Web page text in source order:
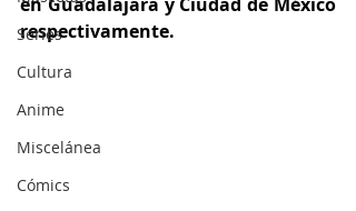
Series
Cultura
Anime
Miscelánea
Cómics
respectivamente.